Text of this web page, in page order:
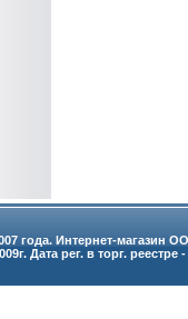
года. Интернет-магазин
Дата рег. в торг. реестре -